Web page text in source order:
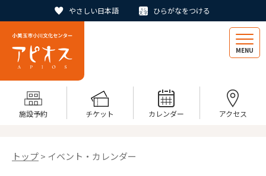
やさしい日本語 ひらがなをつける
MENU
施設予約 チケット カレンダー アクセス
トップ> イベント・カレンダー